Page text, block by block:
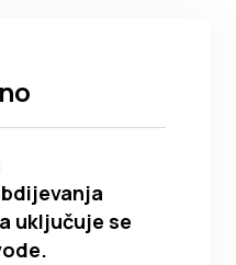
uključuje se